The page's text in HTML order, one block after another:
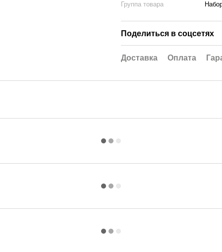
Группа товара
Поделиться в соцсетях
Доставка Оплата